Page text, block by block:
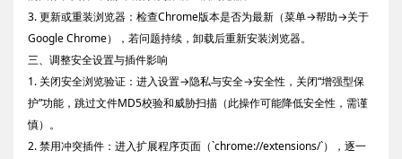
3. 更新或重装浏览器：检查Chrome版本是否为最新（菜单→帮助→关于
Google Chrome），若问题持续，卸载后重新安装浏览器。
三、调整安全设置与插件影响
1. 关闭安全浏览验证：进入设置→隐私与安全→安全性，关闭“增强型保
护”功能，跳过文件MD5校验和威胁扫描（此操作可能降低安全性，需谨
慎）。
2. 禁用冲突插件：进入扩展程序页面（`chrome://extensions/`），逐一